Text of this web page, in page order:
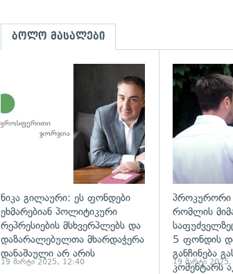
ბოლო მასალები
გადახედვა
ნიკა გილაური: ეს ფონდები
ეხმარებიან პოლიტიკური
რეპრესიების მსხვერპლებს და
დაზარალებულთა მხარდაჭერა
დანაშაული არ არის
19 მარტი 2025, 12:40
პროკურორი
რომლის
5 ფონდის
განჩინება
კომენტარს
19 მარტი